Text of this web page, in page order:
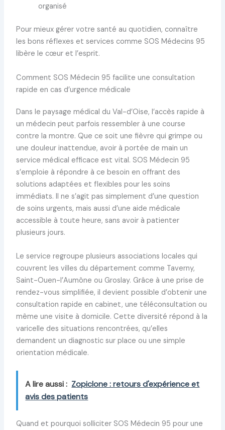
organisé
Pour mieux gérer votre santé au quotidien, connaître
les bons réflexes et services comme SOS Médecins 95
libère le cœur et l’esprit.
Comment SOS Médecin 95 facilite une consultation
rapide en cas d’urgence médicale
Dans le paysage médical du Val-d’Oise, l’accès rapide à
un médecin peut parfois ressembler à une course
contre la montre. Que ce soit une fièvre qui grimpe ou
une douleur inattendue, avoir à portée de main un
service médical efficace est vital. SOS Médecin 95
s’emploie à répondre à ce besoin en offrant des
solutions adaptées et flexibles pour les soins
immédiats. Il ne s’agit pas simplement d’une question
de soins urgents, mais aussi d’une aide médicale
accessible à toute heure, sans avoir à patienter
plusieurs jours.
Le service regroupe plusieurs associations locales qui
couvrent les villes du département comme Taverny,
Saint-Ouen-l’Aumône ou Groslay. Grâce à une prise de
rendez-vous simplifiée, il devient possible d’obtenir une
consultation rapide en cabinet, une téléconsultation ou
même une visite à domicile. Cette diversité répond à la
varicelle des situations rencontrées, qu’elles
demandent un diagnostic sur place ou une simple
orientation médicale.
A lire aussi : Zopiclone : retours d'expérience et
avis des patients
Quand et pourquoi solliciter SOS Médecin 95 pour une